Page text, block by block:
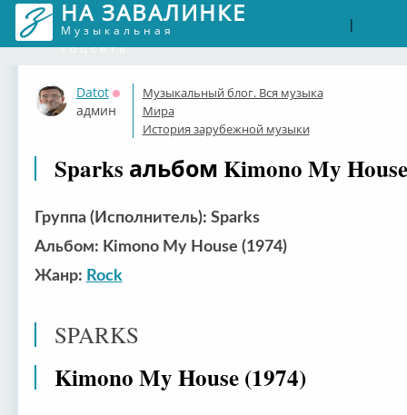
НА ЗАВАЛИНКЕ
Музыкальная
соцсеть
|
Datot
Оффлайн
админ
Музыкальный блог. Вся музыка
Мира
История зарубежной музыки
Sparks альбом Kimono My
Группа (Исполнитель): Sparks
Альбом: Kimono My House (1974)
Жанр: Rock
SPARKS
Kimono My House (1974)